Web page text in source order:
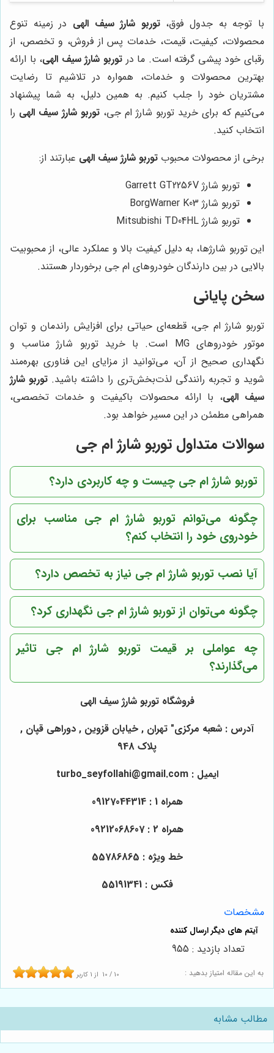
با توجه به جدول فوق،توربو شارژ سیف الهی در زمینه تنوع
محصولات، کیفیت، قیمت، خدمات پس از فروش، و تخصص، از
رقبای خود پیشی گرفته است. ما درتوربو شارژ سیف الهی، با ارائه
بهترین محصولات و خدمات، همواره در تلاشیم تا رضایت
مشتریان خود را جلب کنیم. به همین دلیل، به شما پیشنهاد
می‌کنیم که برای خرید توربو شارژ ام جی، توربو شارژ سیف الهی را
انتخاب کنید.
برخی از محصولات محبوب توربو شارژ سیف الهی عبارتند از:
توربو شارژ Garrett GT2256V
توربو شارژ BorgWarner K03
توربو شارژ Mitsubishi TD04HL
این توربو شارژها، به دلیل کیفیت بالا و عملکرد عالی، از محبوبیت
بالایی در بین دارندگان خودروهای ام جی برخوردار هستند.
سخن پایانی
توربو شارژ ام جی، قطعه‌ای حیاتی برای افزایش راندمان و توان
موتور خودروهای MG است. با خرید توربو شارژ مناسب و
نگهداری صحیح از آن، می‌توانید از مزایای این فناوری بهره‌مند
شوید و تجربه رانندگی لذت‌بخش‌تری را داشته باشید. توربو شارژ
سیف الهی، با ارائه محصولات باکیفیت و خدمات تخصصی،
همراهی مطمئن در این مسیر خواهد بود.
سوالات متداول توربو شارژ ام جی
توربو شارژ ام جی چیست و چه کاربردی دارد؟
چگونه می‌توانم توربو شارژ ام جی مناسب برای
خودروی خود را انتخاب کنم؟
آیا نصب توربو شارژ ام جی نیاز به تخصص دارد؟
چگونه می‌توان از توربو شارژ ام جی نگهداری کرد؟
چه عواملی بر قیمت توربو شارژ ام جی تاثیر
می‌گذارند؟
فروشگاه توربو شارژ سیف الهی
آدرس : شعبه مرکزی" تهران , خیابان قزوین , دوراهی قپان ,
پلاک 948
ایمیل : turbo_seyfollahi@gmail.com
همراه 1 : 09127044314
همراه 2 : 09212068607
خط ویژه : 55786865
فکس : 55191341
مشخصات
به این مقاله امتیاز بدهید : 10 / 10 از 1 کاربر
تعداد بازدید : 955
مطالب مشابه